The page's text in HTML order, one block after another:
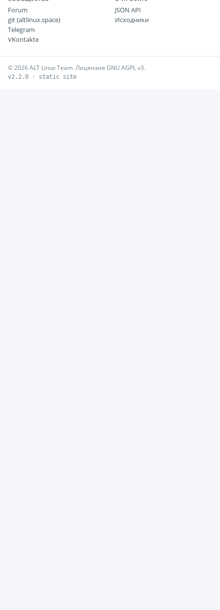
Forum
git (altlinux.space)
Telegram
VKontakte
JSON API
Исходники
© 2026 ALT Linux Team. Лицензия GNU AGPL v3.
v2.2.0 · static site